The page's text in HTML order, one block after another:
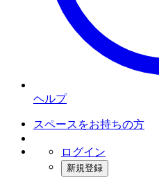
ヘルプ
スペースをお持ちの方
ログイン
新規登録